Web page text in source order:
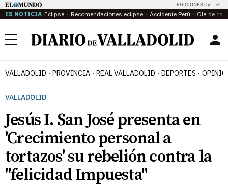
EDICIONES CyL
ES NOTICIA Eclipse Recomendaciones eclipse Accidente Perú Ola de
Menú
VALLADOLID PROVINCIA REAL VALLADOLID DEPORTES
VALLADOLID
Jesús I. San José presenta en
'Crecimiento personal a
tortazos' su rebelión contra la
"felicidad Impuesta"